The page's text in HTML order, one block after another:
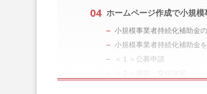
ホームページ作成で小規
小規模事業者持続化補助金
小規模事業者持続化補助金
＜１＞公募申請